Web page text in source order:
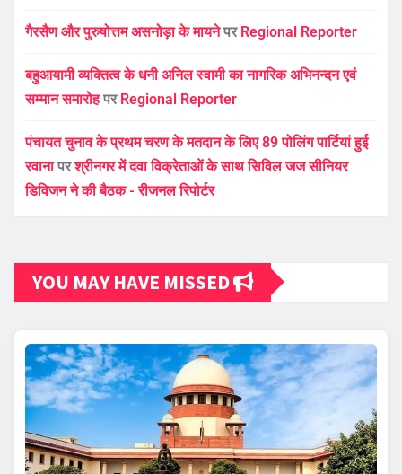
गैरसैण और पुरुषोत्तम असनोड़ा के मायनेपर Regional Reporter
बहुआयामी व्यक्तित्व के धनी अनिल स्वामी का नागरिक अभिनन्दन एवं
सम्मान समारोहपर Regional Reporter
पंचायत चुनाव के प्रथम चरण के मतदान के लिए 89 पोलिंग पार्टियां हुई
रवानापरश्रीनगर में दवा विक्रेताओं के साथ सिविल जज सीनियर
डिविजन ने की बैठक - रीजनल रिपोर्टर
YOU MAY HAVE MISSED